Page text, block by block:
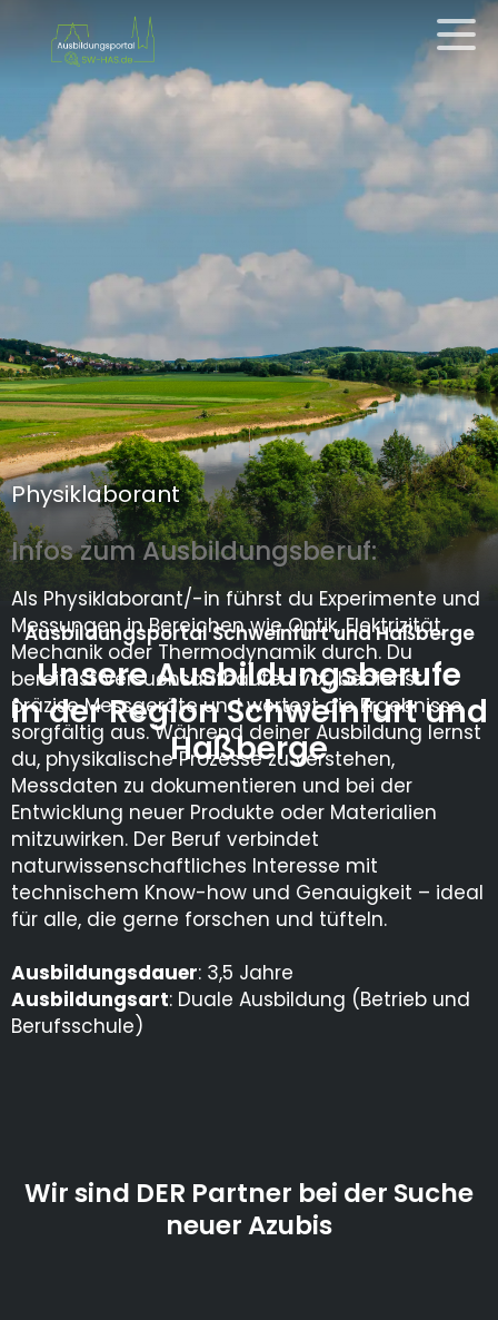
Ausbildungsportal Schweinfurt und Haßberge
Unsere Ausbildungsberufe
in der Region Schweinfurt und
Haßberge
Physiklaborant
Infos zum Ausbildungsberuf:
Als Physiklaborant/-in führst du Experimente und
Messungen in Bereichen wie Optik, Elektrizität,
Mechanik oder Thermodynamik durch. Du
bereitest Versuchsaufbauten vor, bedienst
präzise Messgeräte und wertest die Ergebnisse
sorgfältig aus. Während deiner Ausbildung lernst
du, physikalische Prozesse zu verstehen,
Messdaten zu dokumentieren und bei der
Entwicklung neuer Produkte oder Materialien
mitzuwirken. Der Beruf verbindet
naturwissenschaftliches Interesse mit
technischem Know-how und Genauigkeit – ideal
für alle, die gerne forschen und tüfteln.
Ausbildungsdauer: 3,5 Jahre
Ausbildungsart: Duale Ausbildung (Betrieb und
Berufsschule)
Wir sind DER Partner bei der Suche
neuer Azubis